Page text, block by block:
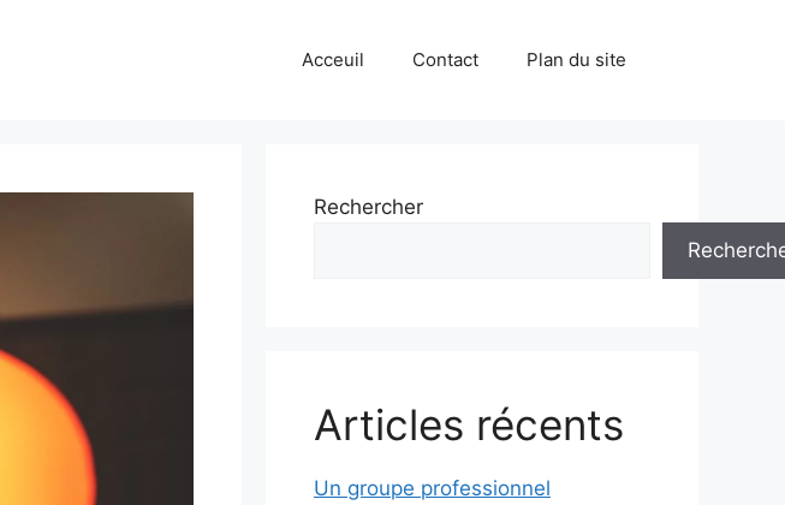
Acceuil Contact Plan du site
Rechercher
Articles récents
Un groupe professionnel